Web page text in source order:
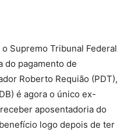
Supremo Tribunal Federal
do pagamento de
Roberto Requião (PDT),
é agora o único ex-
aposentadoria do
logo depois de ter